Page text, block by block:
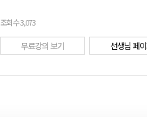
조회수 3,073
무료강의 보기 선생님 페